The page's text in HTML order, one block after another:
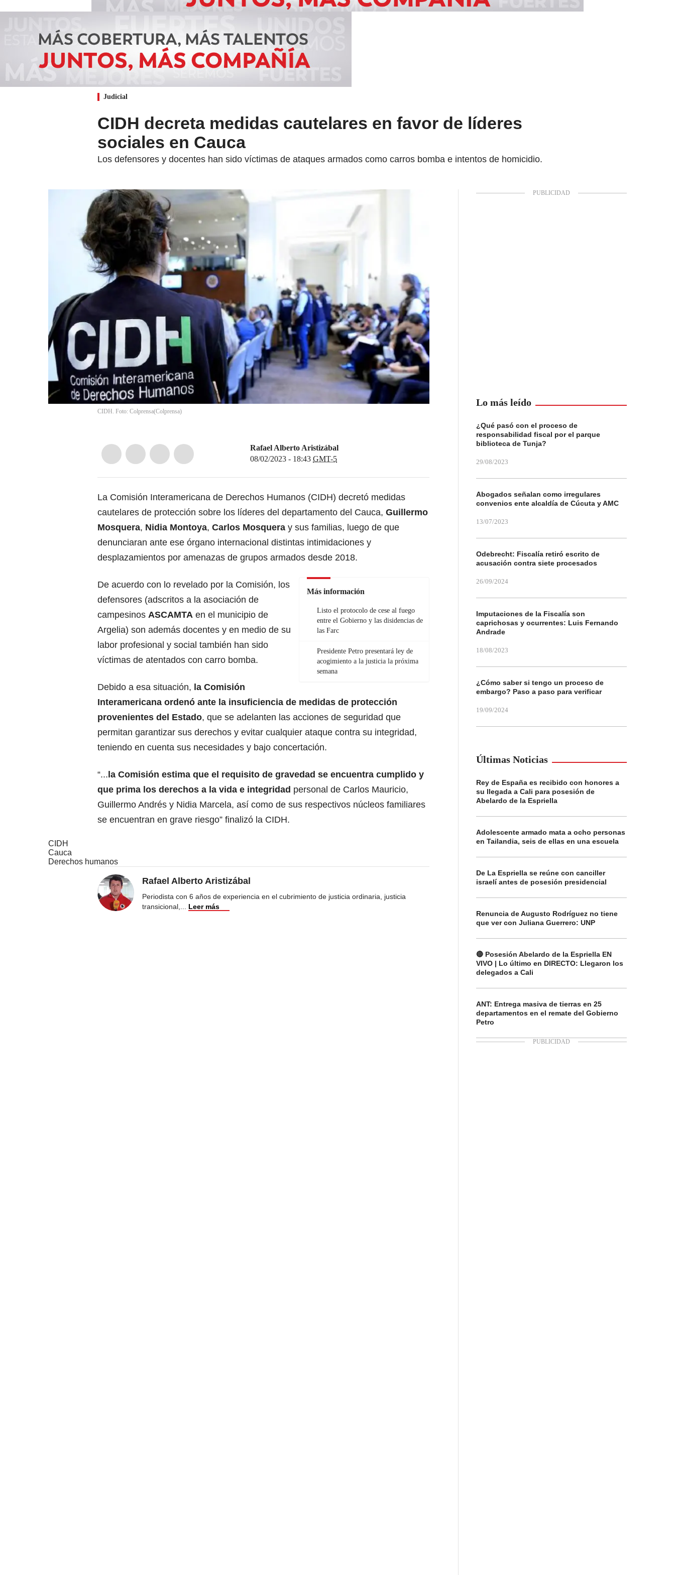
Judicial
CIDH decreta medidas cautelares en favor de líderes
sociales en Cauca
Los defensores y docentes han sido víctimas de ataques armados como carros bomba e intentos de homicidio.
CIDH. Foto: Colprensa(Colprensa)
Rafael Alberto Aristizábal
08/02/2023 - 18:43 GMT-5
La Comisión Interamericana de Derechos Humanos (CIDH) decretó medidas
cautelares de protección sobre los líderes del departamento del Cauca, Guillermo
Mosquera, Nidia Montoya, Carlos Mosquera y sus familias, luego de que
denunciaran ante ese órgano internacional distintas intimidaciones y
desplazamientos por amenazas de grupos armados desde 2018.
Más información
Listo el protocolo de cese al fuego
entre el Gobierno y las disidencias de
las Farc
Presidente Petro presentará ley de
acogimiento a la justicia la próxima
semana
De acuerdo con lo revelado por la Comisión, los
defensores (adscritos a la asociación de
campesinos ASCAMTA en el municipio de
Argelia) son además docentes y en medio de su
labor profesional y social también han sido
víctimas de atentados con carro bomba.
Debido a esa situación, la Comisión
Interamericana ordenó ante la insuficiencia de medidas de protección
provenientes del Estado, que se adelanten las acciones de seguridad que
permitan garantizar sus derechos y evitar cualquier ataque contra su integridad,
teniendo en cuenta sus necesidades y bajo concertación.
“...la Comisión estima que el requisito de gravedad se encuentra cumplido y
que prima los derechos a la vida e integridad personal de Carlos Mauricio,
Guillermo Andrés y Nidia Marcela, así como de sus respectivos núcleos familiares
se encuentran en grave riesgo” finalizó la CIDH.
CIDH
Cauca
Derechos humanos
Rafael Alberto Aristizábal
Periodista con 6 años de experiencia en el cubrimiento de justicia ordinaria, justicia
transicional,
Leer más
Lo más leído
¿Qué pasó con el proceso de
responsabilidad fiscal por el parque
biblioteca de Tunja?
29/08/2023
Abogados señalan como irregulares
convenios ente alcaldía de Cúcuta y AMC
13/07/2023
Odebrecht: Fiscalía retiró escrito de
acusación contra siete procesados
26/09/2024
Imputaciones de la Fiscalía son
caprichosas y ocurrentes: Luis Fernando
Andrade
18/08/2023
¿Cómo saber si tengo un proceso de
embargo? Paso a paso para verificar
19/09/2024
Últimas Noticias
Rey de España es recibido con honores a
su llegada a Cali para posesión de
Abelardo de la Espriella
Adolescente armado mata a ocho personas
en Tailandia, seis de ellas en una escuela
De La Espriella se reúne con canciller
israelí antes de posesión presidencial
Renuncia de Augusto Rodríguez no tiene
que ver con Juliana Guerrero: UNP
🔴 Posesión Abelardo de la Espriella EN
VIVO | Lo último en DIRECTO: Llegaron los
delegados a Cali
ANT: Entrega masiva de tierras en 25
departamentos en el remate del Gobierno
Petro